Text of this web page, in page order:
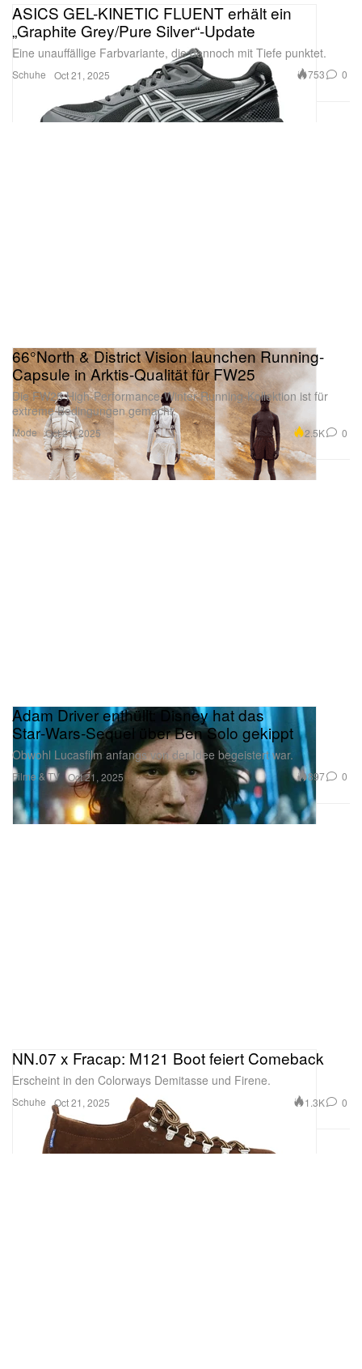
Schuhe
ASICS GEL-KINETIC FLUENT erhält ein
„Graphite Grey/Pure Silver“-Update
Eine unauffällige Farbvariante, die dennoch mit Tiefe punktet.
Oct 21, 2025 753 0
Mode
66°North & District Vision launchen Running-
Capsule in Arktis-Qualität für FW25
Die FW25 High-Performance-Winter-Running-Kollektion ist für
extreme Bedingungen gemacht.
Oct 21, 2025 2.5K 0
Filme & TV
Adam Driver enthüllt: Disney hat das
Star‑Wars‑Sequel über Ben Solo gekippt
Obwohl Lucasfilm anfangs von der Idee begeistert war.
Oct 21, 2025 897 0
Schuhe
NN.07 x Fracap: M121 Boot feiert Comeback
Erscheint in den Colorways Demitasse und Firene.
Oct 21, 2025 1.3K 0